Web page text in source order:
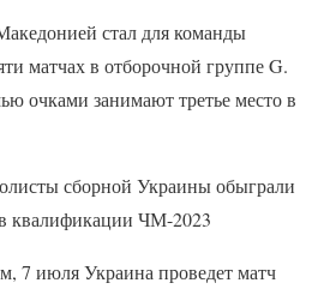
стал для команды
матчах в отборочной группе G.
очками занимают третье место в
сборной Украины обыграли
квалификации ЧМ-2023
7 июля Украина проведет матч